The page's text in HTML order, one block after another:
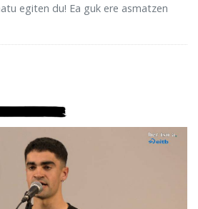
egiten du! Ea guk ere asmatzen